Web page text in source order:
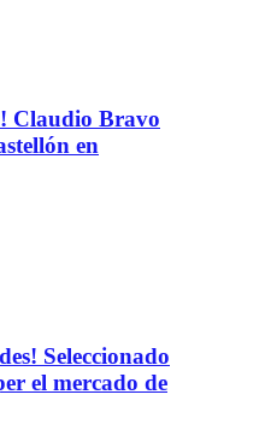
Claudio Bravo
en
Seleccionado
el mercado de